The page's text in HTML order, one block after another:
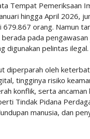
Tempat Pemeriksaan
hingga April 2026,
679.867 orang. Namun
pada pengawasan
digunakan pelintas ilegal.
diperparah oleh
tingginya risiko
konflik, serta ancaman
Tindak Pidana
manusia, dan